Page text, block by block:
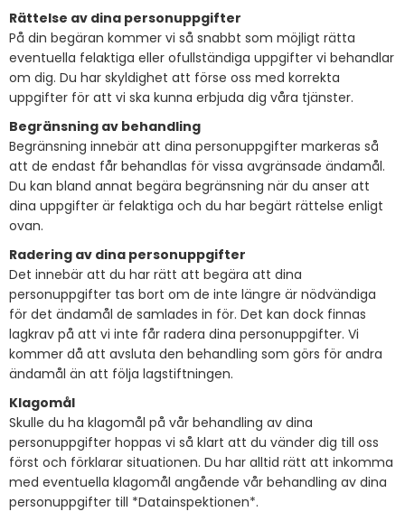
Rättelse av dina personuppgifter
På din begäran kommer vi så snabbt som möjligt rätta
eventuella felaktiga eller ofullständiga uppgifter vi behandlar
om dig. Du har skyldighet att förse oss med korrekta
uppgifter för att vi ska kunna erbjuda dig våra tjänster.
Begränsning av behandling
Begränsning innebär att dina personuppgifter markeras så
att de endast får behandlas för vissa avgränsade ändamål.
Du kan bland annat begära begränsning när du anser att
dina uppgifter är felaktiga och du har begärt rättelse enligt
ovan.
Radering av dina personuppgifter
Det innebär att du har rätt att begära att dina
personuppgifter tas bort om de inte längre är nödvändiga
för det ändamål de samlades in för. Det kan dock finnas
lagkrav på att vi inte får radera dina personuppgifter. Vi
kommer då att avsluta den behandling som görs för andra
ändamål än att följa lagstiftningen.
Klagomål
Skulle du ha klagomål på vår behandling av dina
personuppgifter hoppas vi så klart att du vänder dig till oss
först och förklarar situationen. Du har alltid rätt att inkomma
med eventuella klagomål angående vår behandling av dina
personuppgifter till *Datainspektionen*.